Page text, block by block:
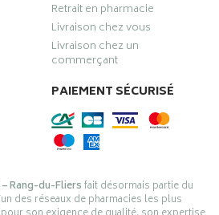
Retrait en pharmacie
Livraison chez vous
Livraison chez un
commerçant
PAIEMENT SÉCURISÉ
Rang-du-Fliersfait désormais partie du
des réseaux de pharmacies les plus